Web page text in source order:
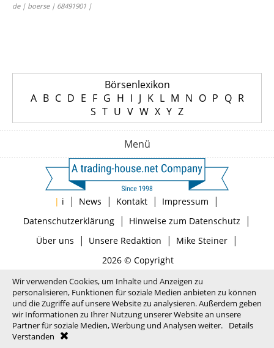
de | boerse | 68491901 |
Börsenlexikon
A B C D E F G H I J K L M N O P Q R
S T U V W X Y Z
Menü
| i | News | Kontakt | Impressum |
Datenschutzerklärung| Hinweise zum Datenschutz |
Über uns | Unsere Redaktion | Mike Steiner|
2026 © Copyright
Wir verwenden Cookies, um Inhalte und Anzeigen zu
personalisieren, Funktionen für soziale Medien anbieten zu können
und die Zugriffe auf unsere Website zu analysieren. Außerdem geben
wir Informationen zu Ihrer Nutzung unserer Website an unsere
Partner für soziale Medien, Werbung und Analysen weiter.
Details
Verstanden